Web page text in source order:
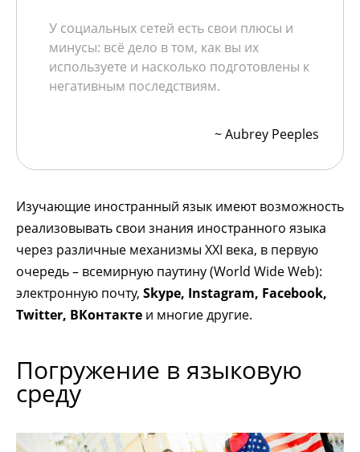
У социальных сетей есть свои плюсы и
минусы: всё дело в том, как вы их
используете и насколько подготовлены к
негативным последствиям.
~ Aubrey Peeples
Изучающие иностранный язык имеют возможность
реализовывать свои знания иностранного языка
через различные механизмы XXI века, в первую
очередь – всемирную паутину (World Wide Web):
электронную почту, Skype, Instagram, Facebook,
Twitter, ВКонтакте и многие другие.
Погружение в языковую
среду